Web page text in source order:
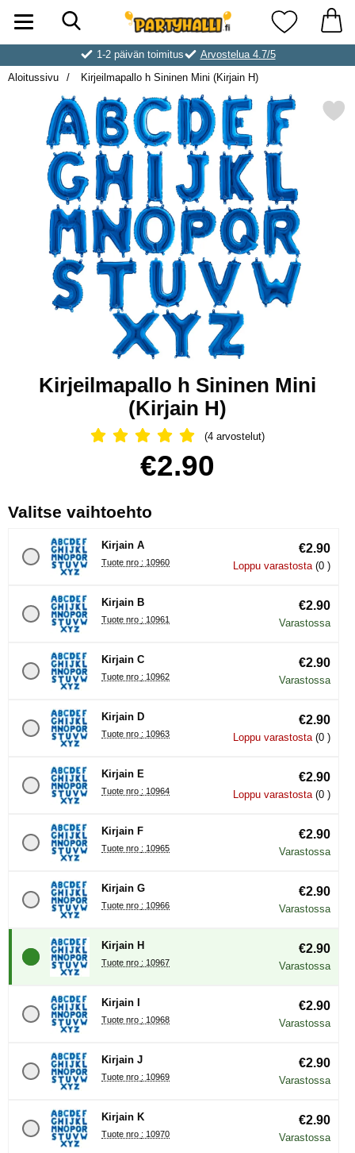
Ostoskori laajennettu Partyhallen AB
Suosikkini
1-2 päivän toimitus
Arvostelua 4.7/5
Aloitussivu
Kirjeilmapallo h Sininen Mini (Kirjain H)
Merkitse kirjeilmapallo h
Kirjeilmapallo h Sininen Mini
(Kirjain H)
Arvostelu: 5 Tähdet, Ohita kaikki
(4 arvostelut)
hinta
€2.90
Valitse vaihtoehto
Kirjain A
Tuote nro : 10960
€2.90
Loppu varastosta (0 )
Kirjain B
Tuote nro : 10961
€2.90
Varastossa
Kirjain C
Tuote nro : 10962
€2.90
Varastossa
Kirjain D
Tuote nro : 10963
€2.90
Loppu varastosta (0 )
Kirjain E
Tuote nro : 10964
€2.90
Loppu varastosta (0 )
Kirjain F
Tuote nro : 10965
€2.90
Varastossa
Kirjain G
Tuote nro : 10966
€2.90
Varastossa
Kirjain H
Tuote nro : 10967
€2.90
Varastossa
Kirjain I
Tuote nro : 10968
€2.90
Varastossa
Kirjain J
Tuote nro : 10969
€2.90
Varastossa
Kirjain K
Tuote nro : 10970
€2.90
Varastossa